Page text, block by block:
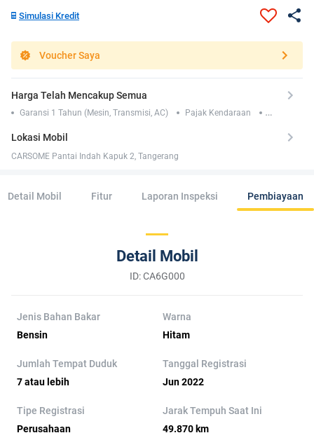
Simulasi Kredit
Voucher Saya
Harga Telah Mencakup Semua
Garansi 1 Tahun (Mesin, Transmisi, AC)
Pajak Kendaraan
Lokasi Mobil
CARSOME Pantai Indah Kapuk 2, Tangerang
Detail Mobil Fitur Laporan Inspeksi Pembiayaan
Detail Mobil
ID: CA6G000
Jenis Bahan Bakar
Bensin
Warna
Hitam
Jumlah Tempat Duduk
7 atau lebih
Tanggal Registrasi
Jun 2022
Tipe Registrasi
Perusahaan
Jarak Tempuh Saat Ini
49.870 km